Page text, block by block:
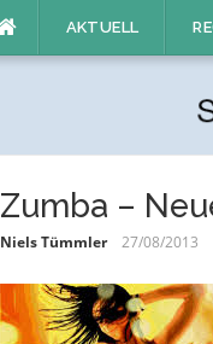
AKTUELL
Zumba –
Niels Tümmler 27/08/2013